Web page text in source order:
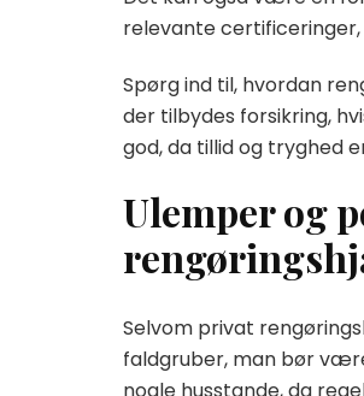
relevante
Spørg ind til, hvordan
der tilbydes forsikring,
god, da tillid og tryghed
Ulemper og
Selvom privat
faldgruber, man bør
nogle husstande, da